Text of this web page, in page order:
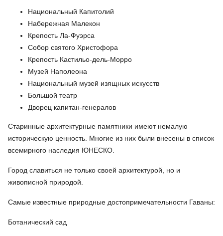
Национальный Капитолий
Набережная Малекон
Крепость Ла-Фуэрса
Собор святого Христофора
Крепость Кастильо-дель-Морро
Музей Наполеона
Национальный музей изящных искусств
Большой театр
Дворец капитан-генералов
Старинные архитектурные памятники имеют немалую
историческую ценность. Многие из них были внесены в список
всемирного наследия ЮНЕСКО.
Город славиться не только своей архитектурой, но и
живописной природой.
Самые известные природные достопримечательности Гаваны:
Ботанический сад